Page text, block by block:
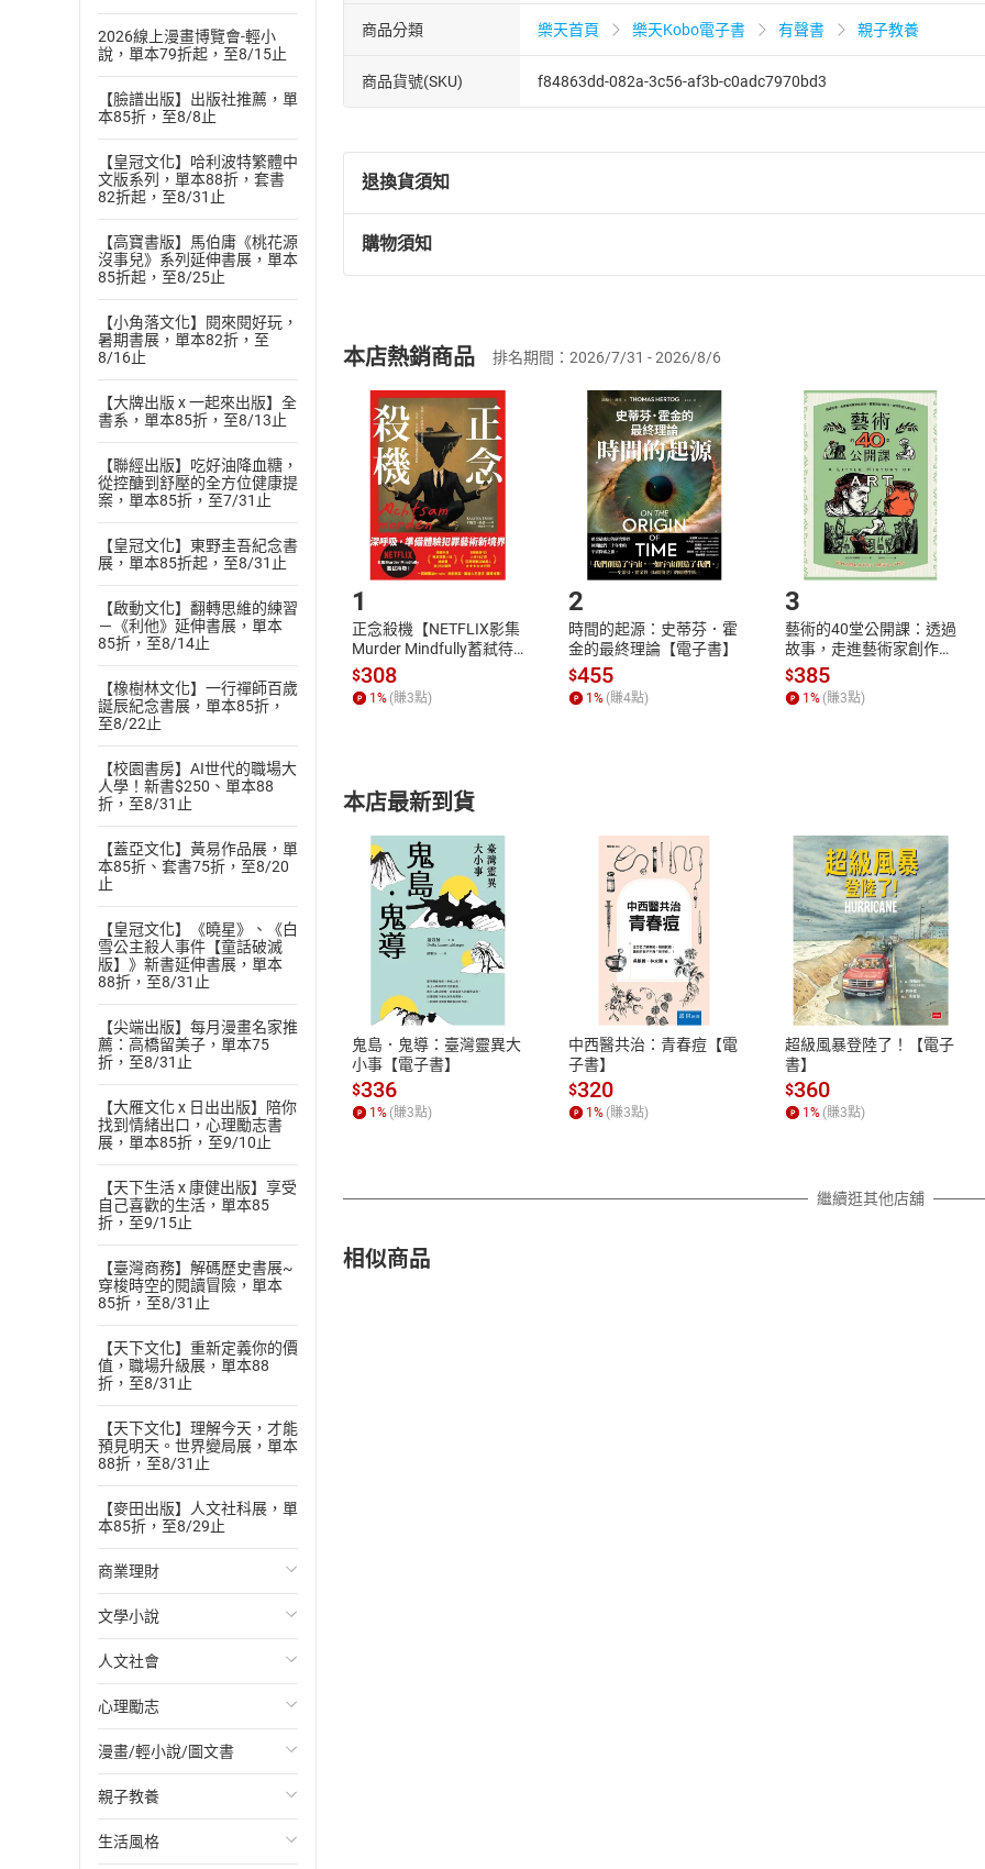
2026線上漫畫博覽會-輕小
說，單本79折起，至8/15止
【臉譜出版】出版社推薦，單
本85折，至8/8止
【皇冠文化】哈利波特繁體中
文版系列，單本88折，套書
82折起，至8/31止
【高寶書版】馬伯庸《桃花源
沒事兒》系列延伸書展，單本
85折起，至8/25止
【小角落文化】閱來閱好玩，
暑期書展，單本82折，至
8/16止
【大牌出版 x 一起來出版】全
書系，單本85折，至8/13止
【聯經出版】吃好油降血糖，
從控醣到舒壓的全方位健康提
案，單本85折，至7/31止
【皇冠文化】東野圭吾紀念書
展，單本85折起，至8/31止
【啟動文化】翻轉思維的練習
－《利他》延伸書展，單本
85折，至8/14止
【橡樹林文化】一行禪師百歲
誕辰紀念書展，單本85折，
至8/22止
【校園書房】AI世代的職場大
人學！新書$250、單本88
折，至8/31止
【蓋亞文化】黃易作品展，單
本85折、套書75折，至8/20
止
【皇冠文化】《曉星》、《白
雪公主殺人事件【童話破滅
版】》新書延伸書展，單本
88折，至8/31止
【尖端出版】每月漫畫名家推
薦：高橋留美子，單本75
折，至8/31止
【大雁文化 x 日出出版】陪你
找到情緒出口，心理勵志書
展，單本85折，至9/10止
【天下生活 x 康健出版】享受
自己喜歡的生活，單本85
折，至9/15止
【臺灣商務】解碼歷史書展~
穿梭時空的閱讀冒險，單本
85折，至8/31止
【天下文化】重新定義你的價
值，職場升級展，單本88
折，至8/31止
【天下文化】理解今天，才能
預見明天。世界變局展，單本
88折，至8/31止
【麥田出版】人文社科展，單
本85折，至8/29止
商業理財
投資理財
經濟/趨勢
財務/金融
管理/領導
職場工作術
成功法
文學小說
歐美文學
日本文學
韓國文學
華文文學
經典文學
人文社會
國際關係
政治
社會科學
台灣/中國歷史
心理勵志
心靈成長/情緒
人際關係
兩性關係
漫畫/輕小說/圖文書
輕小說
奇幻/科幻
親子教養
教育現場
生活風格
商品分類 樂天首頁 樂天Kobo電子書 有聲書 親子教養
商品貨號(SKU) f84863dd-082a-3c56-af3b-c0adc7970bd3
退換貨須知
退換貨規定：
(一)依消費者保護法第19條第1項後段暨通訊交易解除權合理例外情事適用
(二)消費者訂購本店鋪之商品即代表知悉本店鋪所銷售之商品為電子書，
且已下載/存取電子書，不得請求退貨退款。
退貨方式：您欲取消訂單或辦理退貨時，請登入樂天市場，並於「我的訂單
貨」，本店鋪將依您的申請進行審核，待審核通過後將為您辦理退款事宜。
請注意，樂天市場須以整筆訂單為單位進行取消/退貨，恕無法以單支商品取
購物須知
挑選商品
Choose
放入購物車
Shopping cart
登入帳號
Login
購書後，如何開始使用？
Step1.選擇閱讀載具 Step2.登入
付款方式
ATM轉帳、信用卡、LINE PAY、AFTEE
退換貨規範
本店是否提供消費者保護法七日猶
之權利，遽消費者保護法及通訊交
除權合理例外情事適用準則，依商
質各有不同規定。詳細退換貨說明
照各商品說明。
本店熱銷商品 排名期間：2026/7/31 - 2026/8/6
1
正念殺機【NETFLIX影集
Murder Mindfully蓄弒待
發】【電子書】
$308
1% (賺3點)
2
時間的起源：史蒂芬．霍
金的最終理論【電子書】
$455
1% (賺4點)
3
藝術的40堂公開課：透過
故事，走進藝術家創作現
場，看藝術如何誕生、如
何形塑人類生活【電子
書】
$385
1% (賺3點)
本店最新到貨
鬼島．鬼導：臺灣靈異大
小事【電子書】
$336
1 % (賺3點)
中西醫共治：青春痘【電
子書】
$320
1 % (賺3點)
超級風暴登陸了！【電子
書】
$360
1 % (賺3點)
繼續逛其他店舖
相似商品